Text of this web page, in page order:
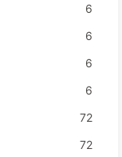
6
6
6
6
72
72